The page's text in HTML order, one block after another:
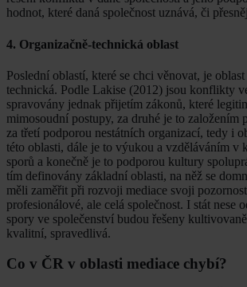
hodnot, které daná společnost uznává, či
4. Organizačně-technická oblast
Poslední oblastí, které se chci věnovat, je
technická. Podle Lakise (2012) jsou konflikty
spravovány jednak přijetím zákonů, které
mimosoudní postupy, za druhé je to založením
za třetí podporou nestátních organizací, tedy i
této oblasti, dále je to výukou a vzděláváním v
sporů a konečně je to podporou kultury
tím definovány základní oblasti, na něž se
měli zaměřit při rozvoji mediace svoji
profesionálové, ale celá společnost. I stát nese
spory ve společenství budou řešeny
kvalitní, spravedlivá.
Co v ČR v oblasti mediace chybí?